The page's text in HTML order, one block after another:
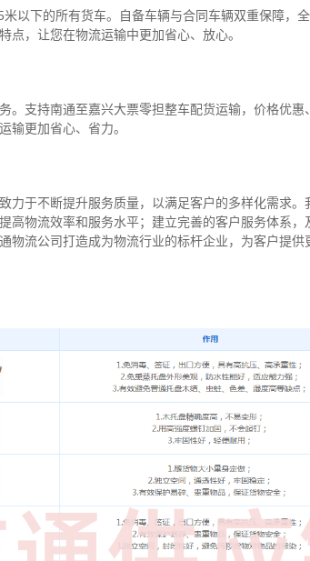
以下的所有货车。自备车辆与合同车辆双重保障，
，让您在物流运输中更加省心、放心。
支持南通至嘉兴大票零担整车配货运输，价格优惠
输更加省心、省力。
力于不断提升服务质量，以满足客户的多样化需求。
高物流效率和服务水平；建立完善的客户服务体系
物流公司打造成为物流行业的标杆企业，为客户提供